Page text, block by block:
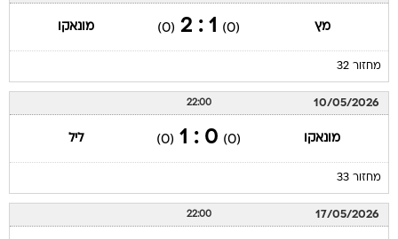
מץ (0)
1 : 2
(0) מונאקו
מחזור 32
10/05/2026
22:00
מונאקו (0)
0 : 1
(0) ליל
מחזור 33
17/05/2026
22:00